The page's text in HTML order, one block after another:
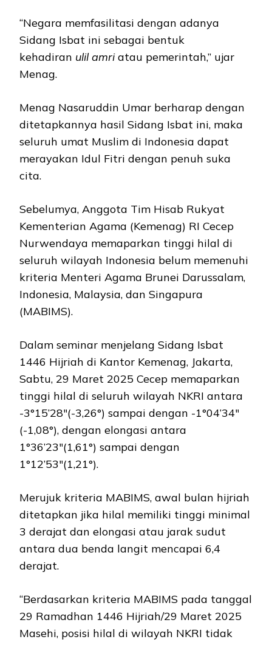
“Negara memfasilitasi dengan adanya
Sidang Isbat ini sebagai bentuk
kehadiran ulil amriatau pemerintah,” ujar
Menag.
Menag Nasaruddin Umar berharap dengan
ditetapkannya hasil Sidang Isbat ini, maka
seluruh umat Muslim di Indonesia dapat
merayakan Idul Fitri dengan penuh suka
cita.
Sebelumya, Anggota Tim Hisab Rukyat
Kementerian Agama (Kemenag) RI Cecep
Nurwendaya memaparkan tinggi hilal di
seluruh wilayah Indonesia belum memenuhi
kriteria Menteri Agama Brunei Darussalam,
Indonesia, Malaysia, dan Singapura
(MABIMS).
Dalam seminar menjelang Sidang Isbat
1446 Hijriah di Kantor Kemenag, Jakarta,
Sabtu, 29 Maret 2025 Cecep memaparkan
tinggi hilal di seluruh wilayah NKRI antara
-3°15’28″(-3,26°) sampai dengan -1°04’34″
(-1,08°), dengan elongasi antara
1°36’23″(1,61°) sampai dengan
1°12’53″(1,21°).
Merujuk kriteria MABIMS, awal bulan hijriah
ditetapkan jika hilal memiliki tinggi minimal
3 derajat dan elongasi atau jarak sudut
antara dua benda langit mencapai 6,4
derajat.
“Berdasarkan kriteria MABIMS pada tanggal
29 Ramadhan 1446 Hijriah/29 Maret 2025
Masehi, posisi hilal di wilayah NKRI tidak